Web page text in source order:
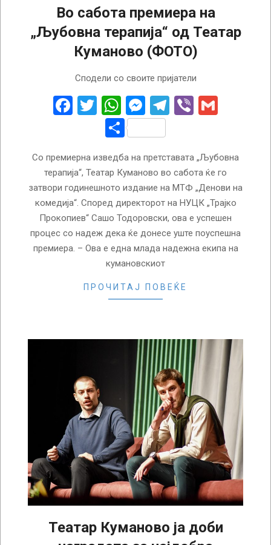
Во сабота премиера на
„Љубовна терапија“ од Театар
Куманово (ФОТО)
Сподели со своите пријатели
Facebook
Twitter
WhatsApp
Messenger
Telegram
Viber
Share
Со премиерна изведба на претставата „Љубовна
терапија“, Театар Куманово во сабота ќе го
затвори годинешното издание на МТФ „Денови на
комедија“. Според директорот на НУЦК „Трајко
Прокопиев“ Сашо Тодоровски, ова е успешен
процес со надеж дека ќе донесе уште поуспешна
премиера. – Ова е една млада надежна екипа на
кумановскиот
ПРОЧИТАЈ ПОВЕЌЕ
Театар Куманово ја доби